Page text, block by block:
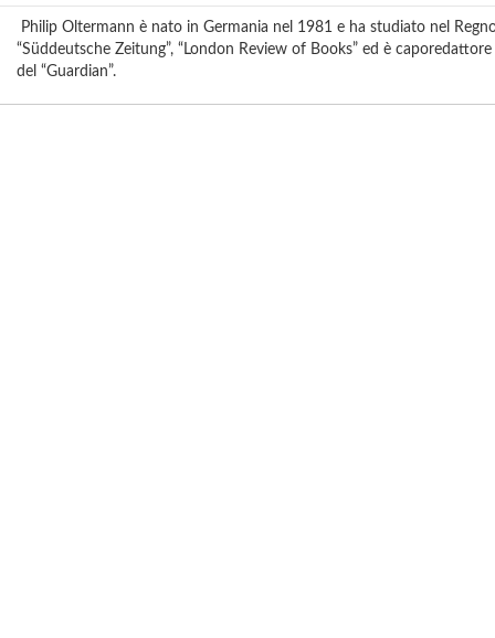
Philip Oltermann è nato in Germania nel 1981 e ha studiato nel
“Süddeutsche Zeitung”, “London Review of Books” ed è
del “Guardian”.